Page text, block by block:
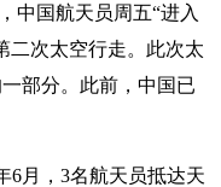
中国航天员周五“进入
二次太空行走。此次太
部分。此前，中国已
6月，3名航天员抵达天